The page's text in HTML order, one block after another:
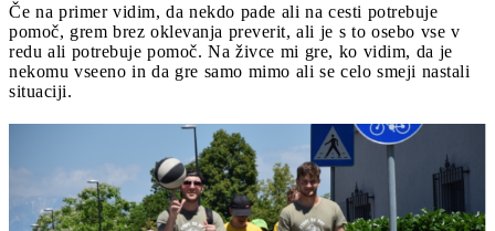
Če na primer vidim, da nekdo pade ali na cesti potrebuje
pomoč, grem brez oklevanja preverit, ali je s to osebo vse v
redu ali potrebuje pomoč. Na živce mi gre, ko vidim, da je
nekomu vseeno in da gre samo mimo ali se celo smeji nastali
situaciji.